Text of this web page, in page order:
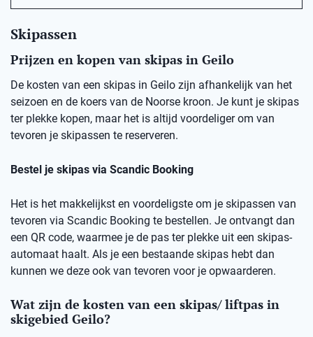
Skipassen
Prijzen en kopen van skipas in Geilo
De kosten van een skipas in Geilo zijn afhankelijk van het
seizoen en de koers van de Noorse kroon. Je kunt je skipas
ter plekke kopen, maar het is altijd voordeliger om van
tevoren je skipassen te reserveren.
Bestel je skipas via Scandic Booking
Het is het makkelijkst en voordeligste om je skipassen van
tevoren via Scandic Booking te bestellen. Je ontvangt dan
een QR code, waarmee je de pas ter plekke uit een skipas-
automaat haalt. Als je een bestaande skipas hebt dan
kunnen we deze ook van tevoren voor je opwaarderen.
Wat zijn de kosten van een skipas/ liftpas in
skigebied Geilo?